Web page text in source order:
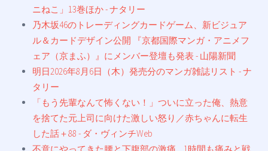
ニねこ」13巻ほか - ナタリー
乃木坂46のトレーディングカードゲーム、新ビジュア
ル＆カードデザイン公開 『京都国際マンガ・アニメフ
ェア（京まふ）』にメンバー登壇も発表 - 山陽新聞
明日2026年8月6日（木）発売分のマンガ雑誌リスト - ナ
タリー
「もう先輩なんて怖くない！」ついに立った俺、熱意
を捨てた元上司に向けた激しい怒り／赤ちゃんに転生
した話＋88 - ダ・ヴィンチWeb